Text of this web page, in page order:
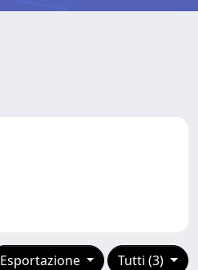
Tutti (3)
Esportazione